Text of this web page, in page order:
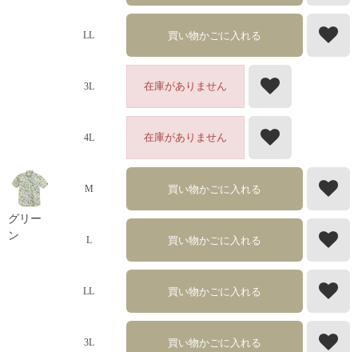
LL 買い物かごに入れる
3L 在庫がありません
4L 在庫がありません
グリー
ン
M 買い物かごに入れる
L 買い物かごに入れる
LL 買い物かごに入れる
3L 買い物かごに入れる